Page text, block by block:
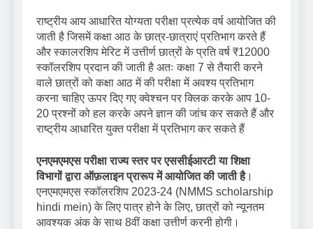
राष्ट्रीय आय आधारित योग्यता परीक्षा प्रत्येक वर्ष आयोजित की
जाती है जिसमें कक्षा आठ के छात्र-छात्राएं प्रतिभाग करते हैं
और स्कालरशिप मेरिट में उत्तीर्ण छात्रों के प्रति वर्ष ₹12000
स्कॉलरशिप प्रदान की जाती है अतः कक्षा 7 से तैयारी करने
वाले छात्रों को कक्षा आठ में की परीक्षा में अवश्य प्रतिभाग
करना चाहिए ऊपर दिए गए क्वेश्चन पर क्लिक करके आप 10-
20 प्रश्नों को हल करके अपने ज्ञान की जांच कर सकते हैं और
राष्ट्रीय आधारित युक्त परीक्षा में प्रतिभाग कर सकते हैं
एनएमएमएस परीक्षा राज्य स्तर पर एससीईआरटी या शिक्षा
विभागों द्वारा ऑफ़लाइन प्रारूप में आयोजित की जाती है।
एनएमएमएस स्कॉलरशिप 2023-24 (NMMS scholarship
hindi mein) के लिए पात्र होने के लिए, छात्रों को न्यूनतम
आवश्यक अंक के साथ 8वीं कक्षा उत्तीर्ण करनी होगी।